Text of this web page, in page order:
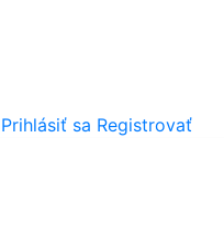
Prihlásiť sa Registrovať